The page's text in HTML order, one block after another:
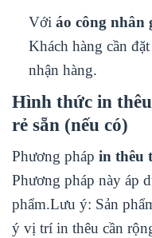
Với áo công nhân
Khách hàng cần
nhận hàng.
Hình thức in
rẻ sẵn (nếu có)
Phương pháp in thêu
Phương pháp này áp
phẩm.Lưu ý: Sản
ý vị trí in thêu cần